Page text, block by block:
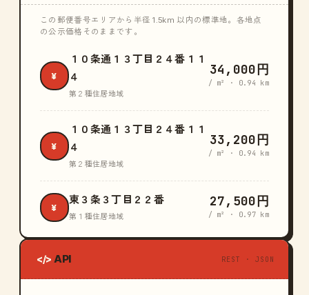
この郵便番号エリアから半径 1.5km 以内の標準地。各地点
の公示価格そのままです。
¥
１０条通１３丁目２４番１１
４
第２種住居地域
34,000円
/ m² · 0.94 km
¥
１０条通１３丁目２４番１１
４
第２種住居地域
33,200円
/ m² · 0.94 km
¥
東３条３丁目２２番
第１種住居地域
27,500円
/ m² · 0.97 km
</> API REST · JSON